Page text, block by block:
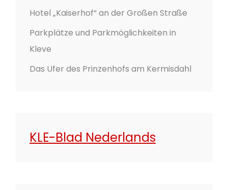
Hotel „Kaiserhof“ an der Großen Straße
Parkplätze und Parkmöglichkeiten in
Kleve
Das Ufer des Prinzenhofs am Kermisdahl
KLE-Blad Nederlands